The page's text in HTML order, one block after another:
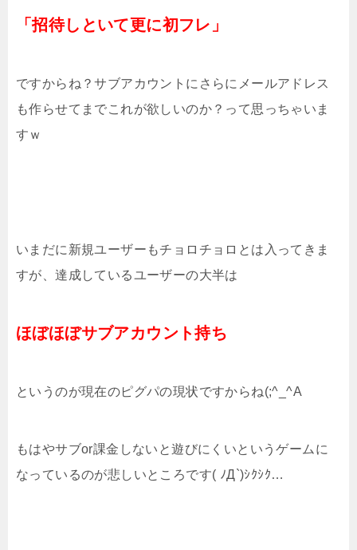
「招待しといて更に初フレ」
ですからね？サブアカウントにさらにメールアドレス
も作らせてまでこれが欲しいのか？って思っちゃいま
すｗ
いまだに新規ユーザーもチョロチョロとは入ってきま
すが、達成しているユーザーの大半は
ほぼほぼサブアカウント持ち
というのが現在のピグパの現状ですからね(;^_^A
もはやサブor課金しないと遊びにくいというゲームに
なっているのが悲しいところです( ﾉД`)ｼｸｼｸ…